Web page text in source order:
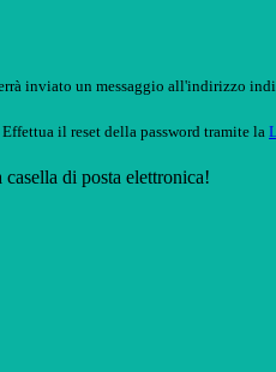
inviato un messaggio all'indirizzo
il reset della password tramite la
di posta elettronica!